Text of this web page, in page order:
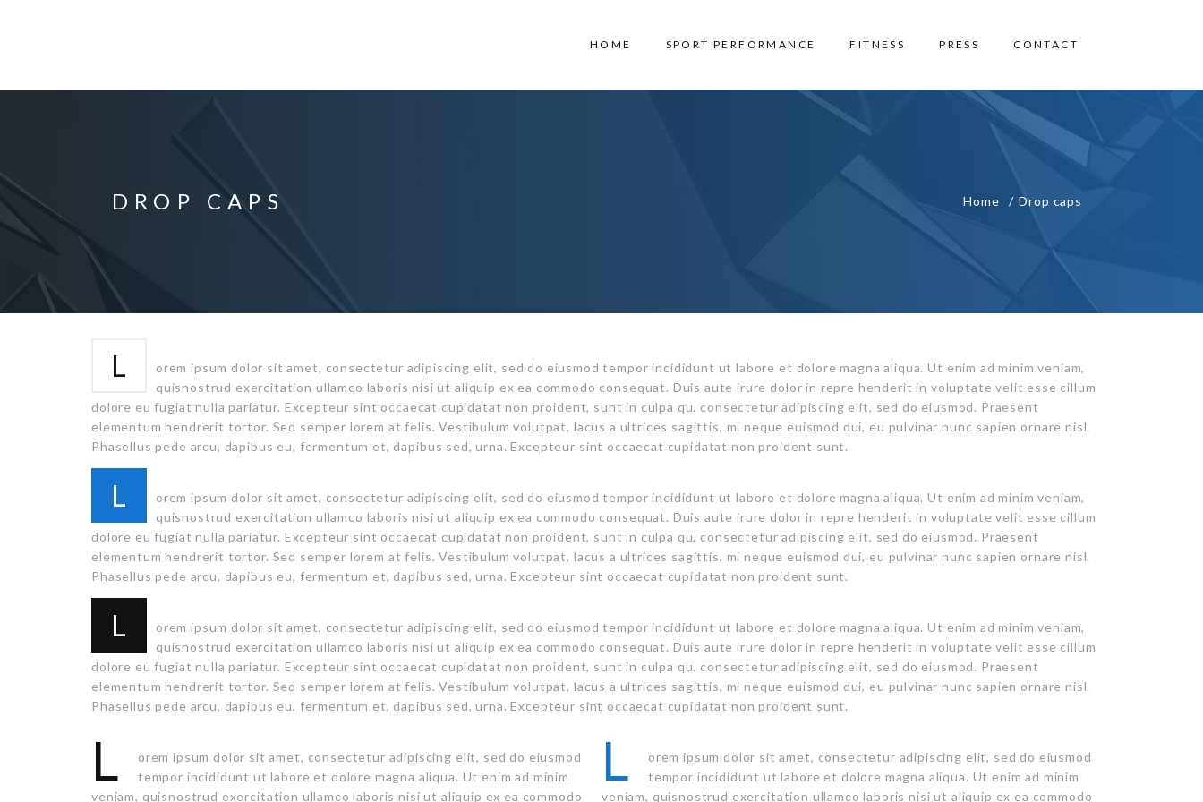
HOME SPORT PERFORMANCE FITNESS PRESS CONTACT
DROP CAPS Home Drop caps
L
orem ipsum dolor sit amet, consectetur adipiscing elit, sed do eiusmod tempor incididunt ut labore et dolore magna aliqua. Ut enim ad minim veniam,
quisnostrud exercitation ullamco laboris nisi ut aliquip ex ea commodo consequat. Duis aute irure dolor in repre henderit in voluptate velit esse cillum
dolore eu fugiat nulla pariatur. Excepteur sint occaecat cupidatat non proident, sunt in culpa qu. consectetur adipiscing elit, sed do eiusmod. Praesent
elementum hendrerit tortor. Sed semper lorem at felis. Vestibulum volutpat, lacus a ultrices sagittis, mi neque euismod dui, eu pulvinar nunc sapien ornare nisl.
Phasellus pede arcu, dapibus eu, fermentum et, dapibus sed, urna. Excepteur sint occaecat cupidatat non proident sunt.
L
orem ipsum dolor sit amet, consectetur adipiscing elit, sed do eiusmod tempor incididunt ut labore et dolore magna aliqua. Ut enim ad minim veniam,
quisnostrud exercitation ullamco laboris nisi ut aliquip ex ea commodo consequat. Duis aute irure dolor in repre henderit in voluptate velit esse cillum
dolore eu fugiat nulla pariatur. Excepteur sint occaecat cupidatat non proident, sunt in culpa qu. consectetur adipiscing elit, sed do eiusmod. Praesent
elementum hendrerit tortor. Sed semper lorem at felis. Vestibulum volutpat, lacus a ultrices sagittis, mi neque euismod dui, eu pulvinar nunc sapien ornare nisl.
Phasellus pede arcu, dapibus eu, fermentum et, dapibus sed, urna. Excepteur sint occaecat cupidatat non proident sunt.
L
orem ipsum dolor sit amet, consectetur adipiscing elit, sed do eiusmod tempor incididunt ut labore et dolore magna aliqua. Ut enim ad minim veniam,
quisnostrud exercitation ullamco laboris nisi ut aliquip ex ea commodo consequat. Duis aute irure dolor in repre henderit in voluptate velit esse cillum
dolore eu fugiat nulla pariatur. Excepteur sint occaecat cupidatat non proident, sunt in culpa qu. consectetur adipiscing elit, sed do eiusmod. Praesent
elementum hendrerit tortor. Sed semper lorem at felis. Vestibulum volutpat, lacus a ultrices sagittis, mi neque euismod dui, eu pulvinar nunc sapien ornare nisl.
Phasellus pede arcu, dapibus eu, fermentum et, dapibus sed, urna. Excepteur sint occaecat cupidatat non proident sunt.
L
orem ipsum dolor sit amet, consectetur adipiscing elit, sed do eiusmod
tempor incididunt ut labore et dolore magna aliqua. Ut enim ad minim
veniam, quisnostrud exercitation ullamco laboris nisi ut aliquip ex ea commodo
L
orem ipsum dolor sit amet, consectetur adipiscing elit, sed do eiusmod
tempor incididunt ut labore et dolore magna aliqua. Ut enim ad minim
veniam, quisnostrud exercitation ullamco laboris nisi ut aliquip ex ea commodo